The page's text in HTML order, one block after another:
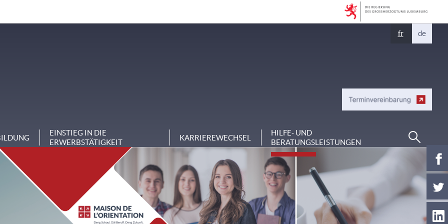
Sprache
wechseln
fr de
EINSTIEG IN DIE
ERWERBSTÄTIGKEIT
KARRIEREWECHSEL
HILFE- UND
BERATUNGSLEISTUNGEN